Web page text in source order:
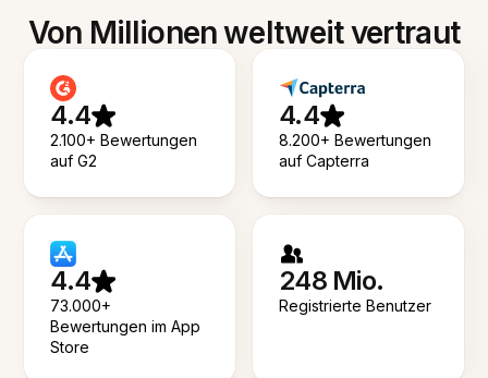
Von Millionen weltweit vertraut
4.4
2.100+ Bewertungen
auf G2
4.4
8.200+ Bewertungen
auf Capterra
4.4
73.000+
Bewertungen im App
Store
248 Mio.
Registrierte Benutzer